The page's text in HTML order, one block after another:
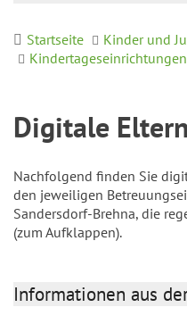
Startseite
Kinder und
Kindertageseinrichtungen
Digitale
Nachfolgend finden Sie
den jeweiligen
Sandersdorf-Brehna, die
(zum Aufklappen).
Informationen aus